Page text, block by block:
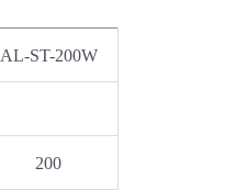
AL-ST-200W
200